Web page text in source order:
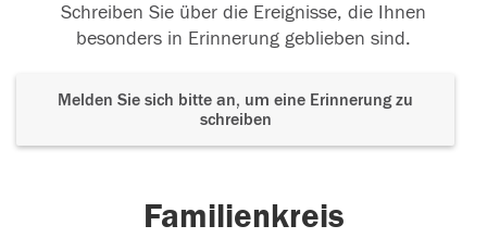
Schreiben Sie über die Ereignisse, die Ihnen
besonders in Erinnerung geblieben sind.
Melden Sie sich bitte an, um eine Erinnerung zu
schreiben
Familienkreis